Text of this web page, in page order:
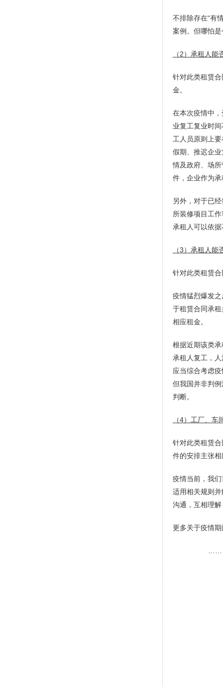
不排除存在“有
案例。但哪怕
（2）承租人能
针对此类租赁
金。
在本次疫情中
业复工复业时
工人员原则上
假期、推迟企
情及政府、场
件，企业作为
另外，对于已
所装修项目工
承租人可以依
（3） 承租人能
针对此类租赁
疫情猛烈爆发
于租赁合同承
相应租金。
根据近期该类
承租人复工，
应当综合考虑
但我国并非判
判断。
（4）工厂、车
针对此类租赁
件的安排主张
疫情当前，我
适用相关规则
沟通，互相理
更多关于疫情